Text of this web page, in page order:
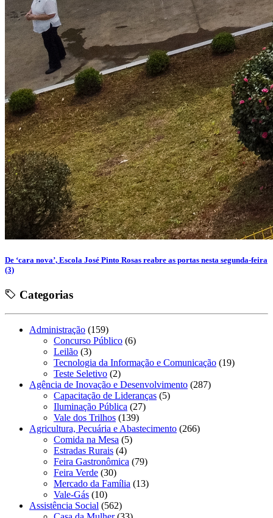
De ‘cara nova’, Escola José Pinto Rosas reabre as portas nesta segunda-feira
(3)
Categorias
Administração (159)
Concurso Público (6)
Leilão (3)
Tecnologia da Informação e Comunicação (19)
Teste Seletivo (2)
Agência de Inovação e Desenvolvimento (287)
Capacitação de Lideranças (5)
Iluminação Pública (27)
Vale dos Trilhos (139)
Agricultura, Pecuária e Abastecimento (266)
Comida na Mesa (5)
Estradas Rurais (4)
Feira Gastronômica (79)
Feira Verde (30)
Mercado da Família (13)
Vale-Gás (10)
Assistência Social (562)